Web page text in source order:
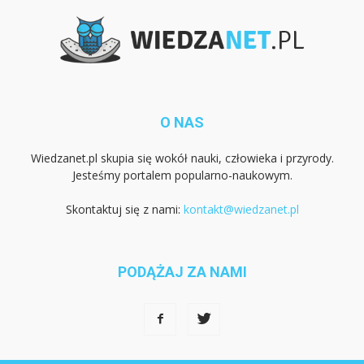
O NAS
Wiedzanet.pl skupia się wokół nauki, człowieka i przyrody.
Jesteśmy portalem popularno-naukowym.
Skontaktuj się z nami: kontakt@wiedzanet.pl
PODĄŻAJ ZA NAMI